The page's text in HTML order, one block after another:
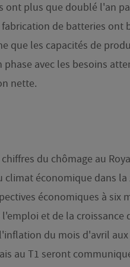
ont plus que doublé l'an
de batteries ont
que les capacités de
avec les besoins
nette.
du chômage au
climat économique dans
économiques à six
et de la croissance
du mois d'avril
au T1 seront